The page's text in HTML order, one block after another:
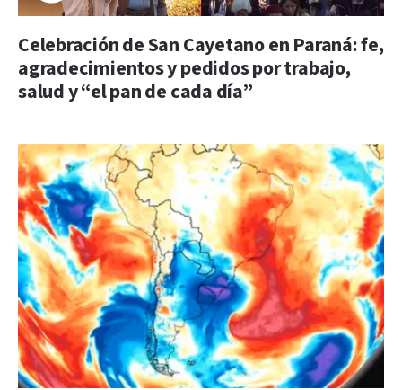
Celebración de San Cayetano en Paraná: fe,
agradecimientos y pedidos por trabajo,
salud y “el pan de cada día”